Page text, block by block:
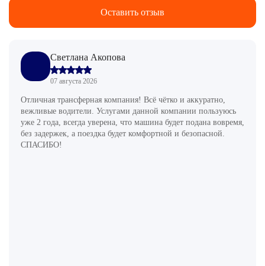
Оставить отзыв
Светлана Акопова
07 августа 2026
Отличная трансферная компания! Всё чётко и аккуратно,
вежливые водители. Услугами данной компании пользуюсь
уже 2 года, всегда уверена, что машина будет подана вовремя,
без задержек, а поездка будет комфортной и безопасной.
СПАСИБО!